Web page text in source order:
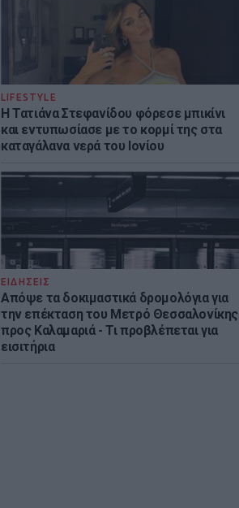
LIFESTYLE
Η Τατιάνα Στεφανίδου φόρεσε μπικίνι
και εντυπωσίασε με το κορμί της στα
καταγάλανα νερά του Ιονίου
ΕΙΔΗΣΕΙΣ
Απόψε τα δοκιμαστικά δρομολόγια για
την επέκταση του Μετρό Θεσσαλονίκης
προς Καλαμαριά - Τι προβλέπεται για
εισιτήρια